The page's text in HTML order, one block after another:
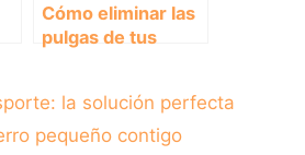
Cómo eliminar las
pulgas de tus
la solución perfecta
pequeño contigo